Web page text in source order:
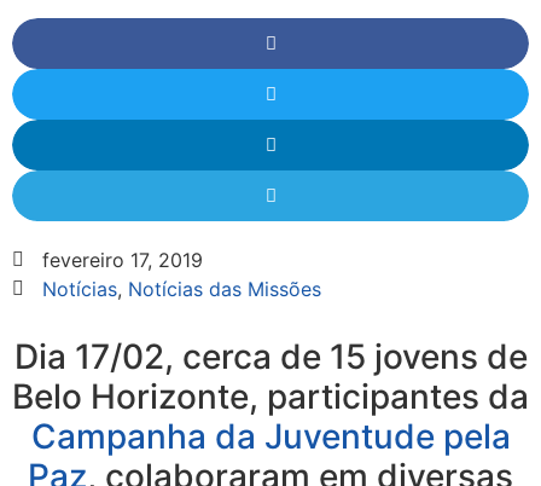
fevereiro 17, 2019
Notícias, Notícias das Missões
Dia 17/02, cerca de 15 jovens de
Belo Horizonte, participantes da
Campanha da Juventude pela
Paz, colaboraram em diversas